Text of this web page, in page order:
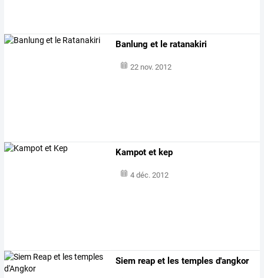
Banlung et le ratanakiri
22 nov. 2012
Kampot et kep
4 déc. 2012
Siem reap et les temples d'angkor